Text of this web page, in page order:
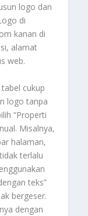
logo dan
di
kanan di
alamat
web.
cukup
logo tanpa
“Properti
Misalnya,
halaman,
terlalu
teks”
bergeser.
dengan